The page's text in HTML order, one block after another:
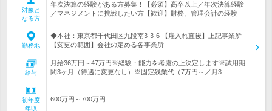
対象と
なる方
年次決算の経験がある方募集！【必須】高卒以上／年次決算経験
／マネジメントに挑戦したい方【歓迎】財務、管理会計の経験
勤務地
◆本社：東京都千代田区九段南3-3-6 【雇入れ直後】上記事業所
【変更の範囲】会社の定める各事業所
給与
月給36万円～47万円※経験・能力を考慮の上決定します※試用期
間3ヶ月（待遇に変更なし）※固定残業代（7万円～／月3…
初年度
年収
600万円～700万円